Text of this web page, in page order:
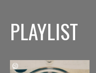
PLAYLIST